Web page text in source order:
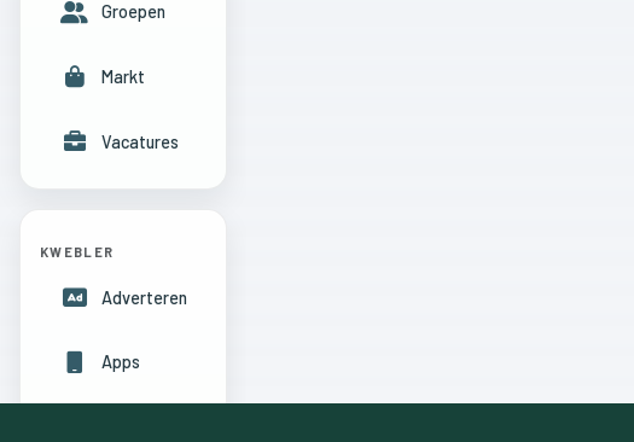
Groepen
Markt
Vacatures
KWEBLER
Adverteren
Apps